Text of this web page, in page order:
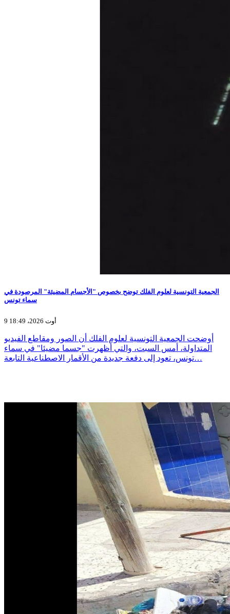
الجمعية التونسية لعلوم الفلك توضح بخصوص "الأجسام المضيئة" المرصودة في
سماء تونس
9 أوت 2026، 18:49
أوضحت الجمعية التونسية لعلوم الفلك أن الصور ومقاطع الفيديو
المتداولة، أمس السبت، والتي أظهرت "جسما مضيئا" في سماء
تونس، تعود إلى دفعة جديدة من الأقمار الاصطناعية التابعة…